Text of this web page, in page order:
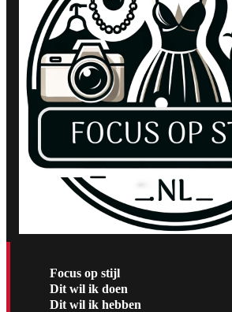
Focus op stijl
Dit wil ik doen
Dit wil ik hebben